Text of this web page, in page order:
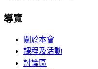
導覽
關於本會
課程及活動
討論區